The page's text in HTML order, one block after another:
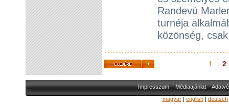
Randevú
turnéja
közönség,
1 2
Impresszum Médiaajánlat
magyar| english| deutsch